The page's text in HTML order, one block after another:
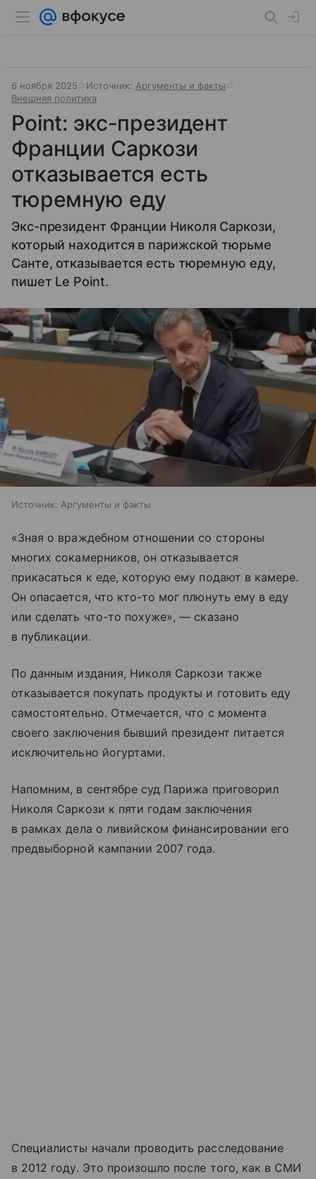
6 ноября 2025 Источник: Аргументы и факты
Внешняя политика
Point: экс-президент
Франции Саркози
отказывается есть
тюремную еду
Экс-президент Франции Николя Саркози,
который находится в парижской тюрьме
Санте, отказывается есть тюремную еду,
пишет Le Point.
Источник: Аргументы и факты
«Зная о враждебном отношении со стороны
многих сокамерников, он отказывается
прикасаться к еде, которую ему подают в камере.
Он опасается, что кто-то мог плюнуть ему в еду
или сделать что-то похуже», — сказано
в публикации.
По данным издания, Николя Саркози также
отказывается покупать продукты и готовить еду
самостоятельно. Отмечается, что с момента
своего заключения бывший президент питается
исключительно йогуртами.
Напомним, в сентябре суд Парижа приговорил
Николя Саркози к пяти годам заключения
в рамках дела о ливийском финансировании его
предвыборной кампании 2007 года.
Специалисты начали проводить расследование
в 2012 году. Это произошло после того, как в СМИ